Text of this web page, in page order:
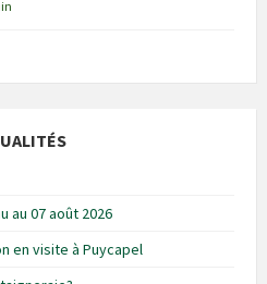
au 07 août 2026
en visite à Puycapel